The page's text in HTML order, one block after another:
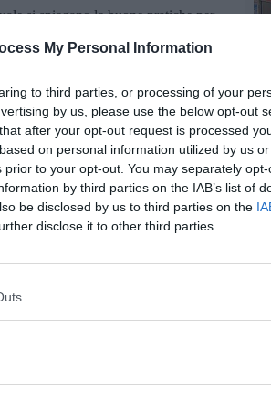
My Personal Information
to third parties, or processing of your
by us, please use the below opt-out
after your opt-out request is processed
on personal information utilized by us
to your opt-out. You may separately
by third parties on the IAB’s list of
be disclosed by us to third parties on the
disclose it to other third parties.
si spiegano le buone pratiche per
di disinfestazione.
alle zanzare è un'azione da
in uno spirito collaborativo se
la nostra salute e il nostro
troveranno sulla lettera, sul sito e